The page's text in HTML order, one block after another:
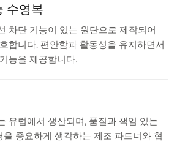
수영복
차단 기능이 있는 원단으로 제작되어
합니다. 편안함과 활동성을 유지하면서
능을 제공합니다.
유럽에서 생산되며, 품질과 책임 있는
중요하게 생각하는 제조 파트너와 협